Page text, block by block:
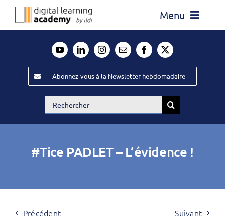
Passer
Menu
Évènements ILDI
Offres d’emploi
Publiez
Abonnez-vous à la Newsletter hebdomadaire
Rechercher:
#Tice PADLET – L’évidence !
Précédent Suivant